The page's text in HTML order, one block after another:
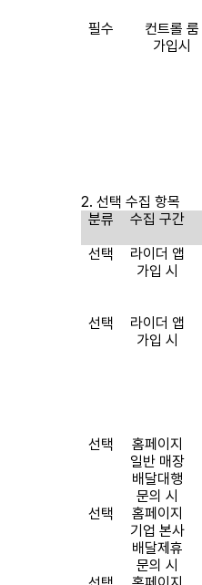
필수
컨트롤 룸
가입시
2.선택 수집 항목
분류
수집 구간
선택
라이더 앱
가입 시
선택
라이더 앱
가입 시
선택
홈페이지
일반 매장
배달대행
문의 시
선택
홈페이지
기업 본사
배달제휴
문의 시